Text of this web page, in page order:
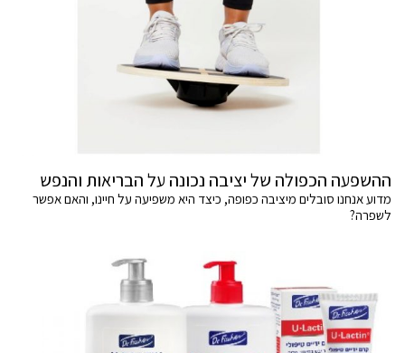
ההשפעה הכפולה של יציבה נכונה על הבריאות והנפש
מדוע אנחנו סובלים מיציבה כפופה, כיצד היא משפיעה על חיינו, והאם אפשר
לשפרה?